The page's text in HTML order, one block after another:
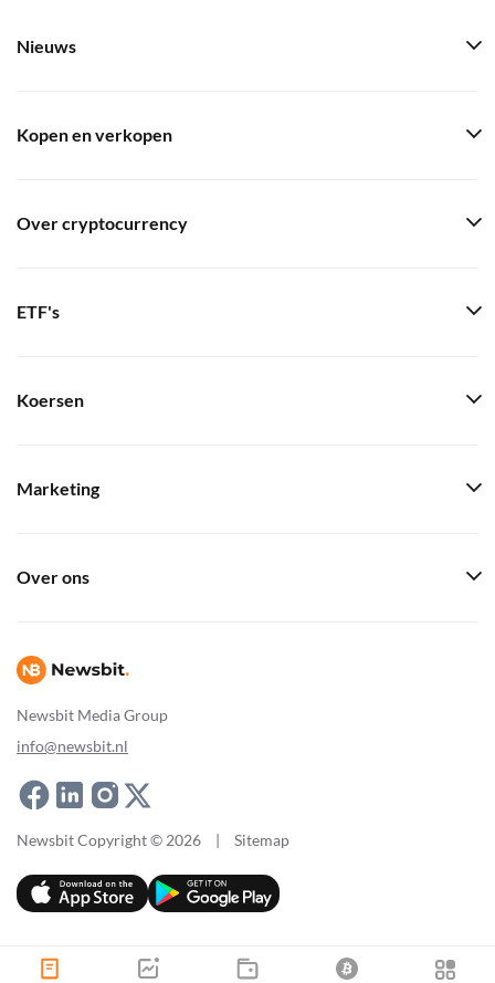
Newsbit Media Group
info@newsbit.nl
Nieuws
Kopen en verkopen
Over cryptocurrency
ETF's
Koersen
Marketing
Over ons
Newsbit Copyright © 2026 | Sitemap